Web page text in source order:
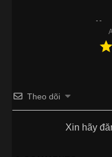
Theo dõi
Xin hãy